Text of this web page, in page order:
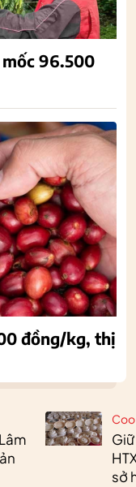
sở
mốc 96.500
đồng/kg, thị